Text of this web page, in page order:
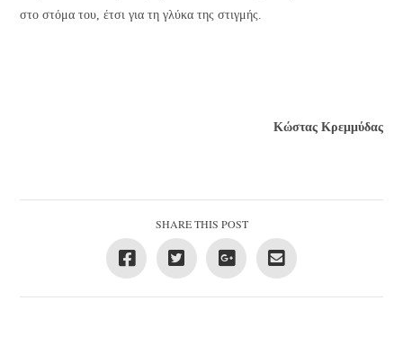
στο στόμα του, έτσι για τη γλύκα της στιγμής.
Κώστας Κρεμμύδας
SHARE THIS POST